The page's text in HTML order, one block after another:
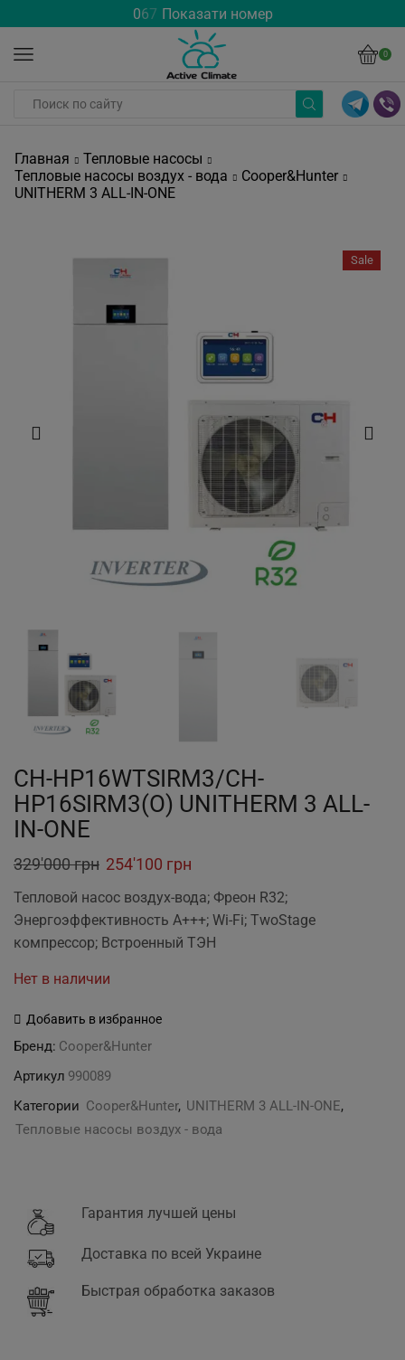
067 Показати номер
0
Главная
Тепловые насосы
Тепловые насосы воздух - вода
Cooper&Hunter
UNITHERM 3 ALL-IN-ONE
Sale
CH-HP16WTSIRM3/CH-
HP16SIRM3(O) UNITHERM 3 ALL-
IN-ONE
329'000грн Original
was:
329'000 грн.
254'100 грн
price
is:
254'100 грн.
Тепловой насос воздух-вода; Фреон R32;
Энергоэффективность А+++; Wi-Fi; TwoStage
компресcор; Встроенный ТЭН
Нет в наличии
Добавить в избранное
Бренд: Cooper&Hunter
Артикул 990089
Категории Cooper&Hunter, UNITHERM 3 ALL-IN-ONE,
Тепловые насосы воздух - вода
Гарантия лучшей цены
Доставка по всей Украине
Быстрая обработка заказов